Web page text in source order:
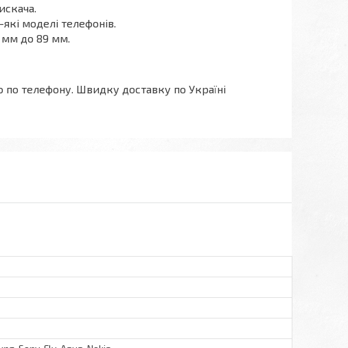
моделі телефонів.
мм до 89 мм.
телефону. Швидку доставку по Україні